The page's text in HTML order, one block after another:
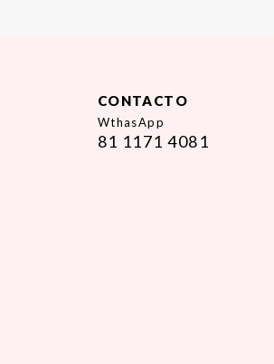
CONTACTO
WthasApp
81 1171 4081